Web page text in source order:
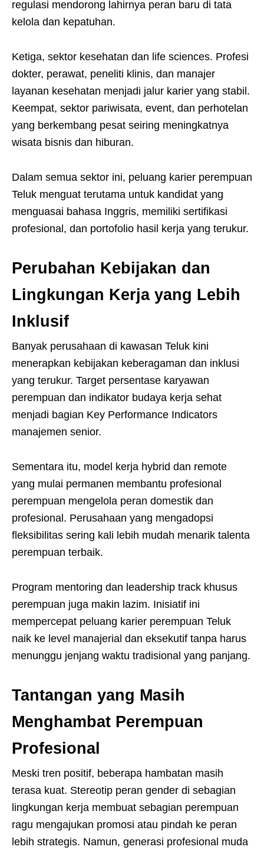
regulasi mendorong lahirnya peran baru di tata
kelola dan kepatuhan.
Ketiga, sektor kesehatan dan life sciences. Profesi
dokter, perawat, peneliti klinis, dan manajer
layanan kesehatan menjadi jalur karier yang stabil.
Keempat, sektor pariwisata, event, dan perhotelan
yang berkembang pesat seiring meningkatnya
wisata bisnis dan hiburan.
Dalam semua sektor ini, peluang karier perempuan
Teluk menguat terutama untuk kandidat yang
menguasai bahasa Inggris, memiliki sertifikasi
profesional, dan portofolio hasil kerja yang terukur.
Perubahan Kebijakan dan
Lingkungan Kerja yang Lebih
Inklusif
Banyak perusahaan di kawasan Teluk kini
menerapkan kebijakan keberagaman dan inklusi
yang terukur. Target persentase karyawan
perempuan dan indikator budaya kerja sehat
menjadi bagian Key Performance Indicators
manajemen senior.
Sementara itu, model kerja hybrid dan remote
yang mulai permanen membantu profesional
perempuan mengelola peran domestik dan
profesional. Perusahaan yang mengadopsi
fleksibilitas sering kali lebih mudah menarik talenta
perempuan terbaik.
Program mentoring dan leadership track khusus
perempuan juga makin lazim. Inisiatif ini
mempercepat peluang karier perempuan Teluk
naik ke level manajerial dan eksekutif tanpa harus
menunggu jenjang waktu tradisional yang panjang.
Tantangan yang Masih
Menghambat Perempuan
Profesional
Meski tren positif, beberapa hambatan masih
terasa kuat. Stereotip peran gender di sebagian
lingkungan kerja membuat sebagian perempuan
ragu mengajukan promosi atau pindah ke peran
lebih strategis. Namun, generasi profesional muda